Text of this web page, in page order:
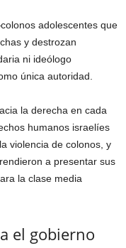
adolescentes que
y destrozan
ni ideólogo
única autoridad.
la derecha en cada
humanos israelíes
violencia de colonos, y
a presentar sus
la clase media
el gobierno